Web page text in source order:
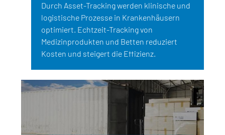
Durch Asset-Tracking werden klinische und
logistische Prozesse in Krankenhäusern
optimiert. Echtzeit-Tracking von
Medizinprodukten und Betten reduziert
Kosten und steigert die Effizienz.